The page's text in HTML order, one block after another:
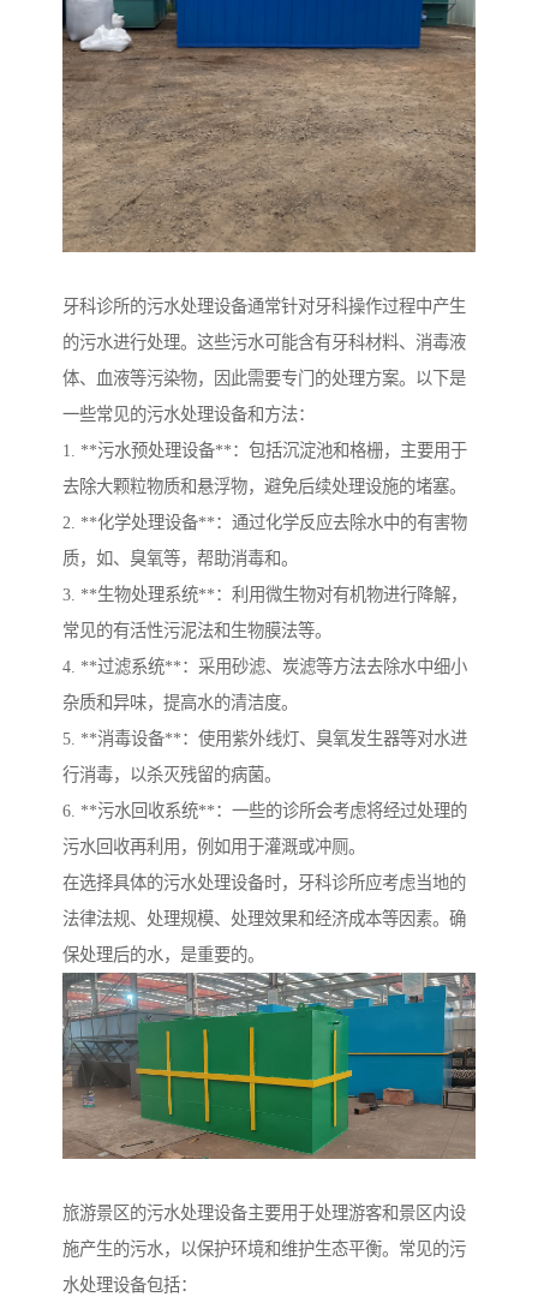
牙科诊所的污水处理设备通常针对牙科操作过程中产生
的污水进行处理。这些污水可能含有牙科材料、消毒液
体、血液等污染物，因此需要专门的处理方案。以下是
一些常见的污水处理设备和方法：
1. **污水预处理设备**：包括沉淀池和格栅，主要用于
去除大颗粒物质和悬浮物，避免后续处理设施的堵塞。
2. **化学处理设备**：通过化学反应去除水中的有害物
质，如、臭氧等，帮助消毒和。
3. **生物处理系统**：利用微生物对有机物进行降解，
常见的有活性污泥法和生物膜法等。
4. **过滤系统**：采用砂滤、炭滤等方法去除水中细小
杂质和异味，提高水的清洁度。
5. **消毒设备**：使用紫外线灯、臭氧发生器等对水进
行消毒，以杀灭残留的病菌。
6. **污水回收系统**：一些的诊所会考虑将经过处理的
污水回收再利用，例如用于灌溉或冲厕。
在选择具体的污水处理设备时，牙科诊所应考虑当地的
法律法规、处理规模、处理效果和经济成本等因素。确
保处理后的水，是重要的。
旅游景区的污水处理设备主要用于处理游客和景区内设
施产生的污水，以保护环境和维护生态平衡。常见的污
水处理设备包括：